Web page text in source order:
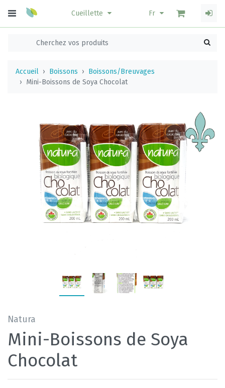
Cueillette Fr
Accueil Boissons
Boissons/Breuvages
Mini-Boissons de Soya Chocolat
Natura
Mini-Boissons de Soya
Chocolat